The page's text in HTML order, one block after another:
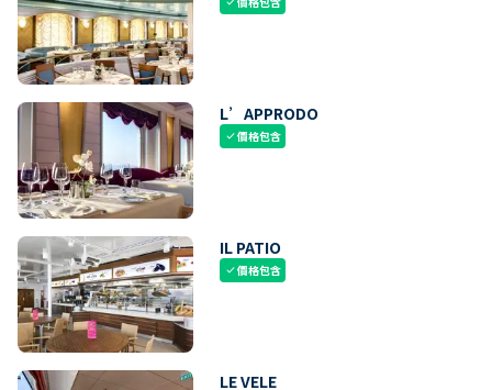
L’APPRODO
check價格包含
IL PATIO
check價格包含
LE VELE